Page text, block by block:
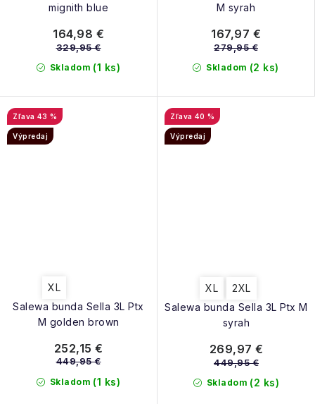
mignith blue
Skladom (1 ks)
164,98 €
329,95 €
M syrah
Skladom (2 ks)
167,97 €
279,95 €
Salewa bunda Sella 3L Ptx
M golden brown
43 %
Výpredaj
XL
Skladom (1 ks)
252,15 €
449,95 €
Salewa bunda Sella 3L Ptx M
syrah
40 %
Výpredaj
XL 2XL
Skladom (2 ks)
269,97 €
449,95 €